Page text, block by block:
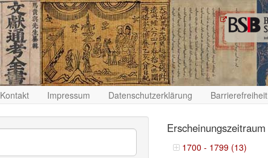
Kontakt Impressum Datenschutzerklärung Barrierefreiheit
Erscheinungszeitraum
1700 - 1799 (13)